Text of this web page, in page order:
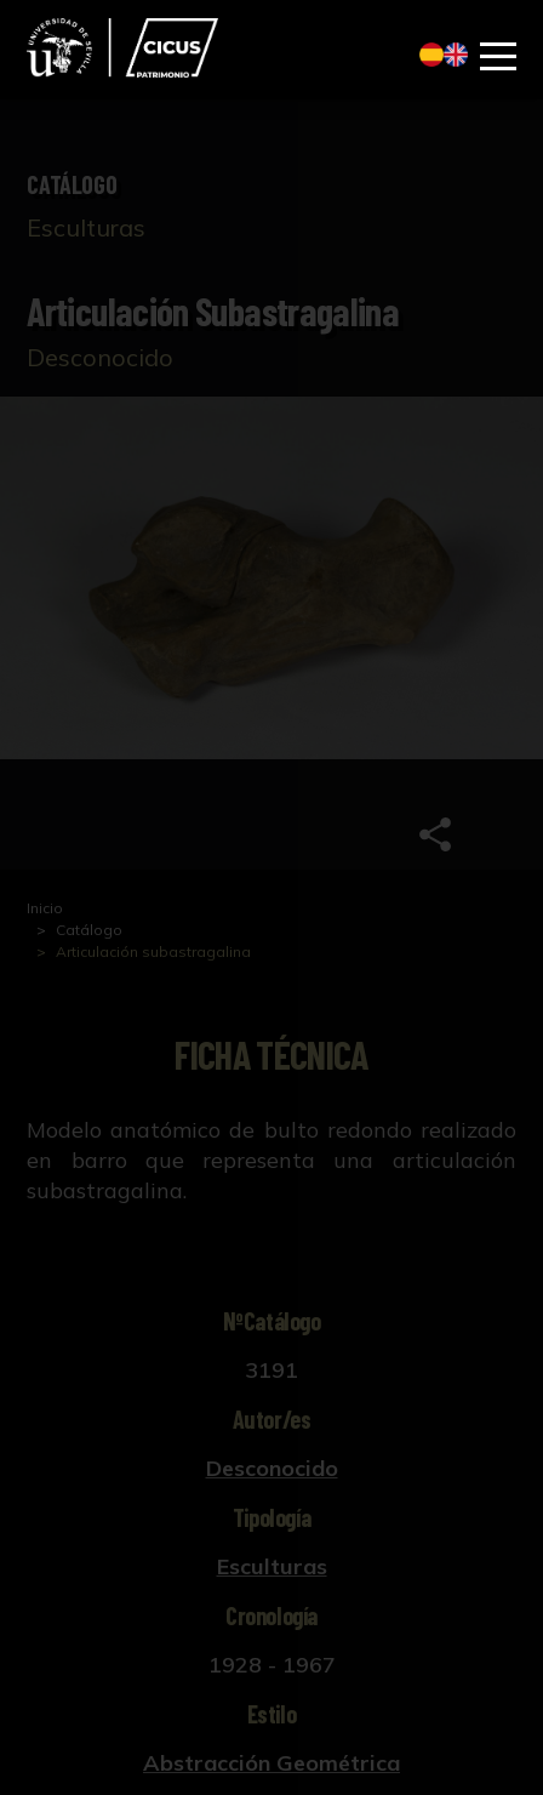
CATÁLOGO
Esculturas
Articulación Subastragalina
Desconocido
Inicio
Catálogo
Articulación subastragalina
FICHA TÉCNICA
Modelo anatómico de bulto redondo realizado
en barro que representa una articulación
subastragalina.
NºCatálogo
3191
Autor/es
Desconocido
Tipología
Esculturas
Cronología
1928 - 1967
Estilo
Abstracción Geométrica